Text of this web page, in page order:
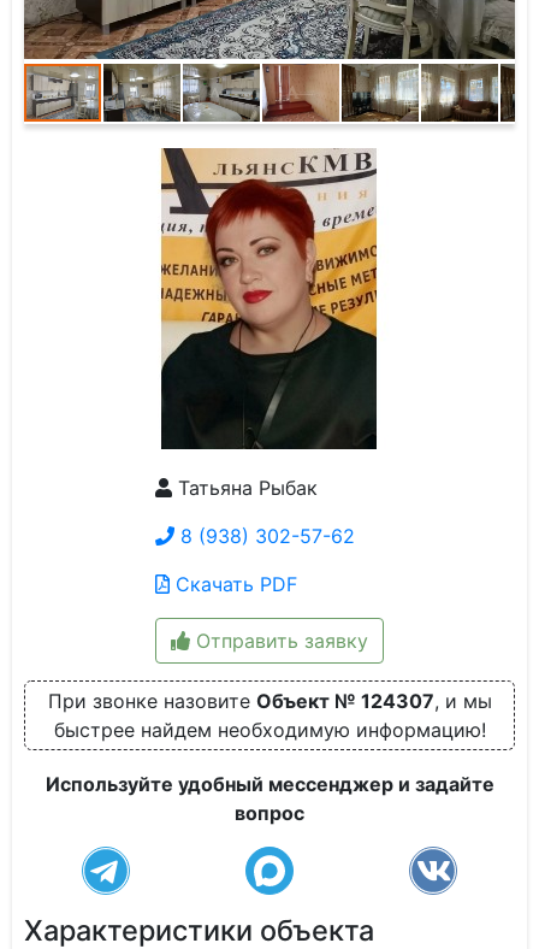
Татьяна Рыбак
8 (938) 302-57-62
Скачать PDF
Отправить заявку
При звонке назовите Объект № 124307, и мы
быстрее найдем необходимую информацию!
Используйте удобный мессенджер и задайте
вопрос
Характеристики объекта